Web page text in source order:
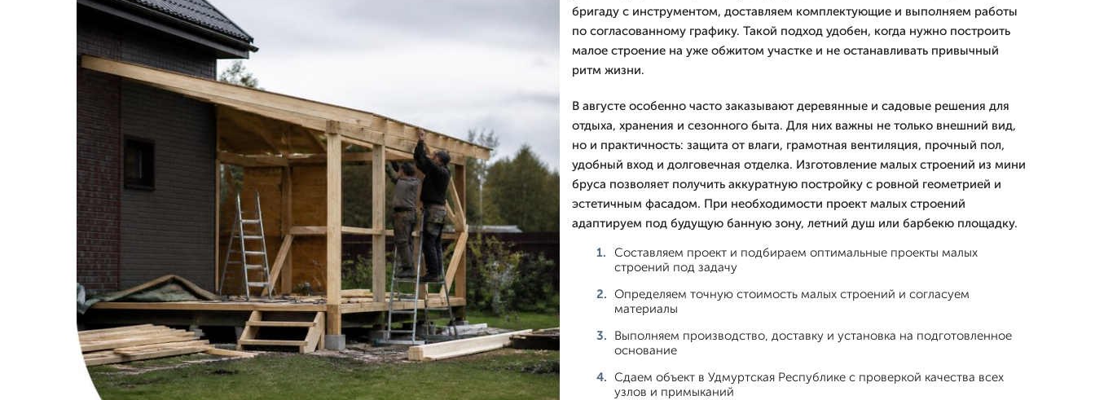
бригаду с инструментом, доставляем комплектующие и выполняем работы
по согласованному графику. Такой подход удобен, когда нужно построить
малое строение на уже обжитом участке и не останавливать привычный
ритм жизни.
В августе особенно часто заказывают деревянные и садовые решения для
отдыха, хранения и сезонного быта. Для них важны не только внешний вид,
но и практичность: защита от влаги, грамотная вентиляция, прочный пол,
удобный вход и долговечная отделка. Изготовление малых строений из мини
бруса позволяет получить аккуратную постройку с ровной геометрией и
эстетичным фасадом. При необходимости проект малых строений
адаптируем под будущую банную зону, летний душ или барбекю площадку.
Составляем проект и подбираем оптимальные проекты малых
строений под задачу
Определяем точную стоимость малых строений и согласуем
материалы
Выполняем производство, доставку и установка на подготовленное
основание
Сдаем объект в Удмуртская Республике с проверкой качества всех
узлов и примыканий